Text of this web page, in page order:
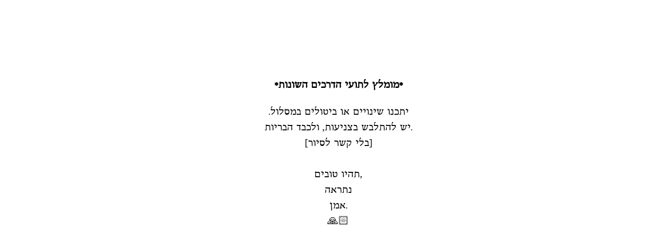
*מומלץ לתועי הדרכים השונות*
יתכנו שינויים או ביטולים במסלול.
יש להתלבש בצניעות,ולכבד הבריות.
[בלי קשר לסיור]
תהיו טובים,
נתראה
אמן.
🙏🏻​